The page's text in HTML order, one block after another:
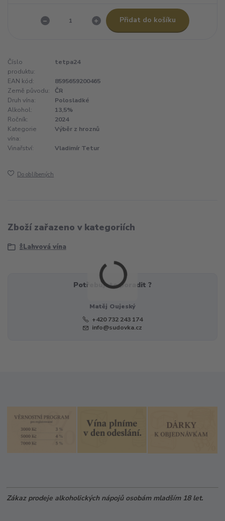
Přidat do košíku
Číslo
produktu:
tetpa24
EAN kód:
8595659200465
Země původu:
ČR
Druh vína:
Polosladké
Alkohol:
13,5%
Ročník:
2024
Kategorie
vína:
Výběr z hroznů
Vinařství: Vladimír Tetur
Do oblíbených
Zboží zařazeno v kategoriích
🍾Lahvová vína
Potřebujete poradit ?
Matěj Oujeský
+420 732 243 174
info@sudovka.cz
Zákaz prodeje alkoholických nápojů osobám mladším 18 let.